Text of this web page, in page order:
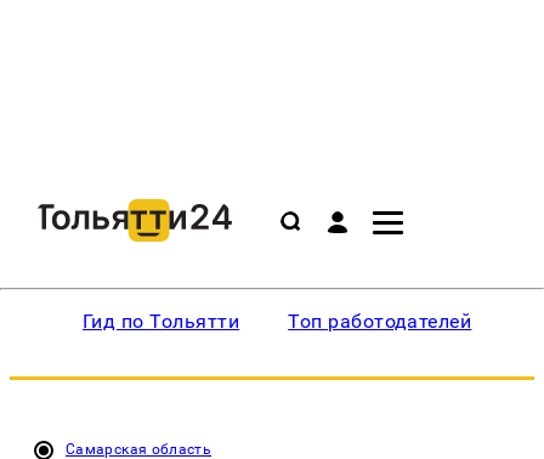
Гид по Тольятти Топ работодателей
Самарская область